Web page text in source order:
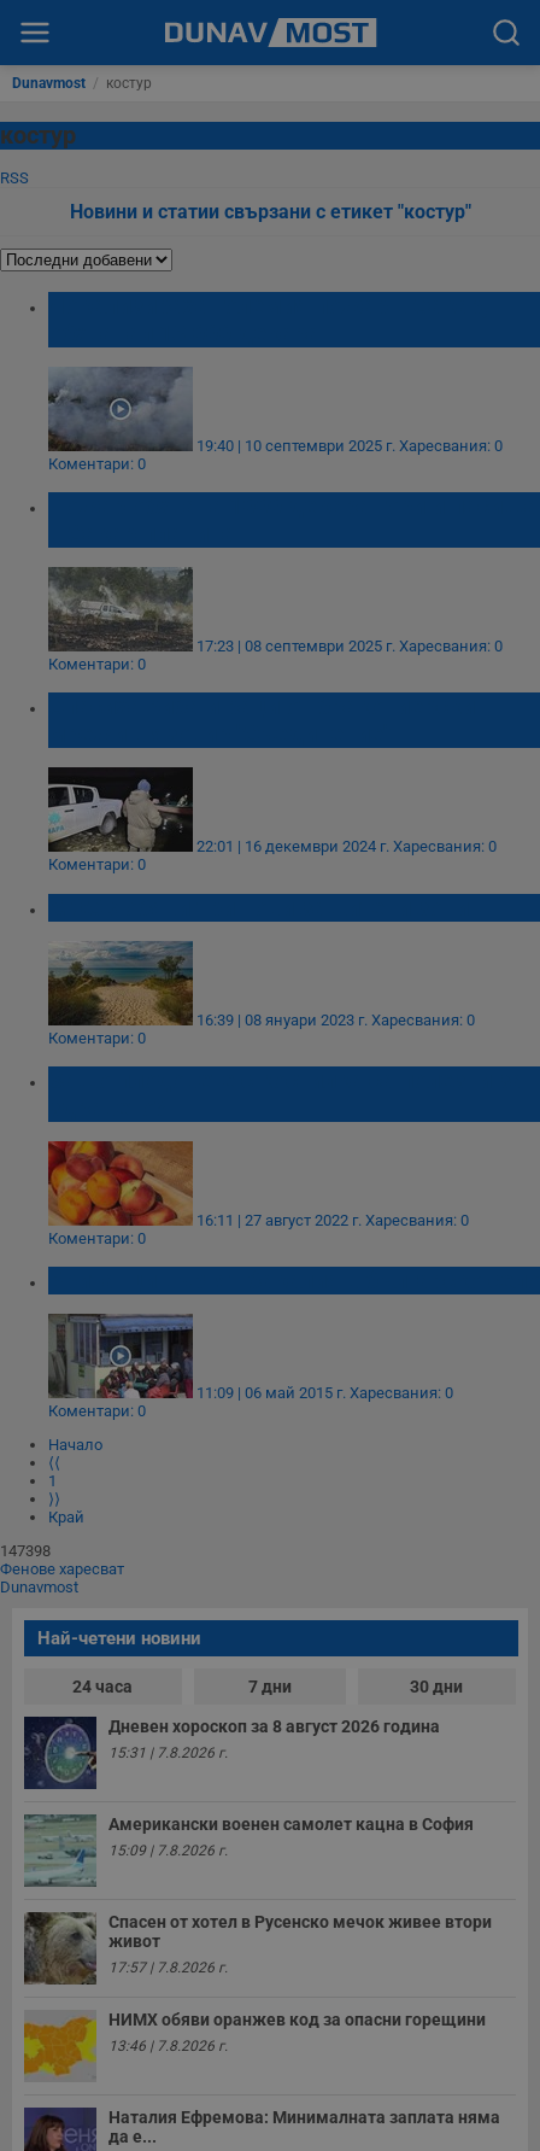
Dunavmost / костур
костур
RSS
Новини и статии свързани с етикет "костур"
19:40 | 10 септември 2025 г. Харесвания: 0
Коментари: 0
17:23 | 08 септември 2025 г. Харесвания: 0
Коментари: 0
22:01 | 16 декември 2024 г. Харесвания: 0
Коментари: 0
16:39 | 08 януари 2023 г. Харесвания: 0
Коментари: 0
16:11 | 27 август 2022 г. Харесвания: 0
Коментари: 0
11:09 | 06 май 2015 г. Харесвания: 0
Коментари: 0
Начало
⟨⟨
1
⟩⟩
Край
147398
Фенове харесват
Dunavmost
Най-четени новини
24 часа 7 дни 30 дни
Дневен хороскоп за 8 август 2026 година
15:31 | 7.8.2026 г.
Американски военен самолет кацна в София
15:09 | 7.8.2026 г.
Спасен от хотел в Русенско мечок живее втори
живот
17:57 | 7.8.2026 г.
НИМХ обяви оранжев код за опасни горещини
13:46 | 7.8.2026 г.
Наталия Ефремова: Минималната заплата няма
да е...